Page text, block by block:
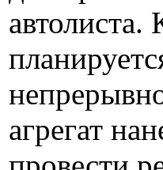
агрегат